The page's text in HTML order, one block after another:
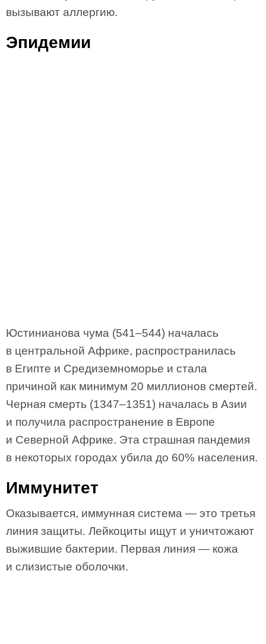
вызывают аллергию.
Эпидемии
Юстинианова чума (541–544) началась
в центральной Африке, распространилась
в Египте и Средиземноморье и стала
причиной как минимум 20 миллионов смертей.
Черная смерть (1347–1351) началась в Азии
и получила распространение в Европе
и Северной Африке. Эта страшная пандемия
в некоторых городах убила до 60% населения.
Иммунитет
Оказывается, иммунная система — это третья
линия защиты. Лейкоциты ищут и уничтожают
выжившие бактерии. Первая линия — кожа
и слизистые оболочки.